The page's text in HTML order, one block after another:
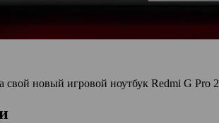
свой новый игровой ноутбук Redmi G